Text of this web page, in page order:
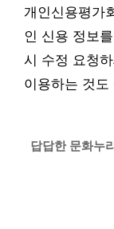
개인신용평가
인 신용 정보
시 수정 요청
이용하는 것도
답답한 문화누